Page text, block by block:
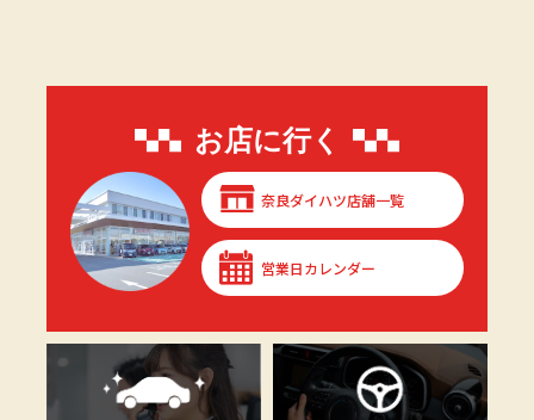
お店に行く
奈良ダイハツ店舗一覧
営業日カレンダー